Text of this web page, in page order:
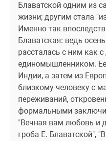
Блаватской одним из
жизни; другим стала
Именно так
Блаватская: ведь
рассталась с ним как
единомышленником.
Индии, а затем из
близкому человеку с
переживаний,
формальными
"Вечная вам любовь и
гроба Е. Блаватской",